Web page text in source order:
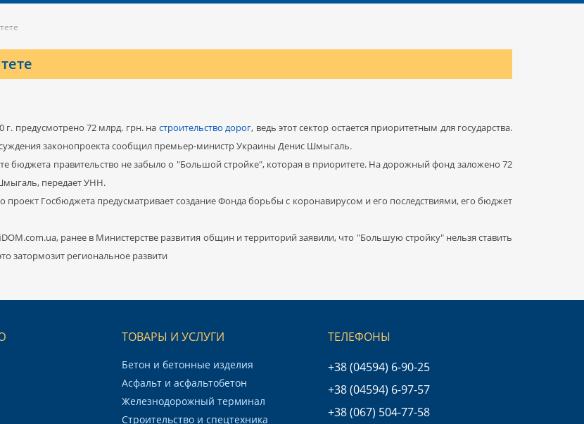
г. предусмотрено 72 млрд. грн. на строительство дорог, ведь этот сектор остается приоритетным для государства.
законопроекта сообщил премьер-министр Украины Денис Шмыгаль.
бюджета правительство не забыло о "Большой стройке", которая в приоритете. На дорожный фонд заложено 72
передает УНН.
проект Госбюджета предусматривает создание Фонда борьбы с коронавирусом и его последствиями, его бюджет
ранее в Министерстве развития общин и территорий заявили, что "Большую стройку" нельзя ставить
затормозит региональное развити
ТОВАРЫ И УСЛУГИ
Бетон и бетонные изделия
Асфальт и асфальтобетон
Железнодорожный терминал
Строительство и спецтехника
ТЕЛЕФОНЫ
+38 (04594) 6-90-25
+38 (04594) 6-97-57
+38 (067) 504-77-58